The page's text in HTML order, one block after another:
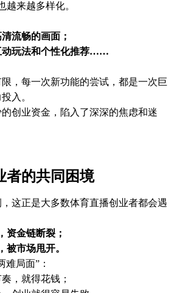
越来越多样化。
流畅的画面；
动玩法和个性化推荐……
，每一次新功能的尝试，都是一次巨
入。
创业资金，陷入了深深的焦虑和迷
者的共同困境
这正是大多数体育直播创业者都会遇
资金链断裂；
被市场甩开。
难局面”：
，就得花钱；